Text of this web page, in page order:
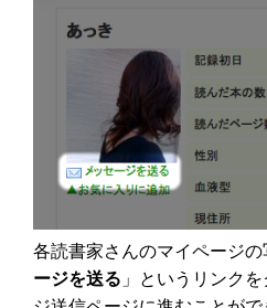
各読書家さんのマイページ
ージを送る 」というリンク